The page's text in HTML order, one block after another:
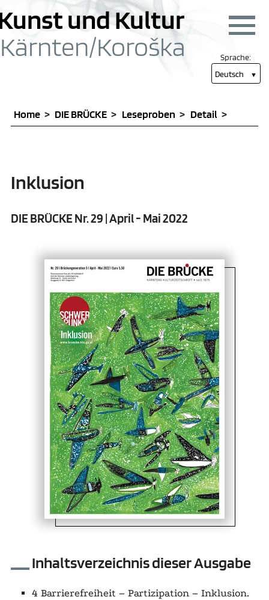
zum Inhalt springen [1] Hauptmenü
und Kultur
Kärnten/Koroška
Sprache:
Deutsch
Home DIE BRÜCKE Leseproben Detail
Inklusion
DIE BRÜCKE Nr. 29 | April - Mai 2022
Inhaltsverzeichnis dieser Ausgabe
4 Barrierefreiheit – Partizipation – Inklusion.